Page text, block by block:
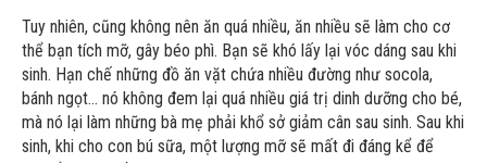
Tuy nhiên, cũng không nên ăn quá nhiều, ăn nhiều sẽ làm cho cơ
thể bạn tích mỡ, gây béo phì. Bạn sẽ khó lấy lại vóc dáng sau khi
sinh. Hạn chế những đồ ăn vặt chứa nhiều đường như socola,
bánh ngọt… nó không đem lại quá nhiều giá trị dinh dưỡng cho bé,
mà nó lại làm những bà mẹ phải khổ sở giảm cân sau sinh. Sau khi
sinh, khi cho con bú sữa, một lượng mỡ sẽ mất đi đáng kể để